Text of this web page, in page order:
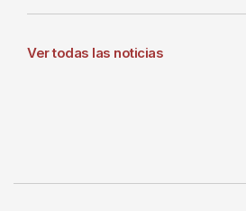
Ver todas las noticias